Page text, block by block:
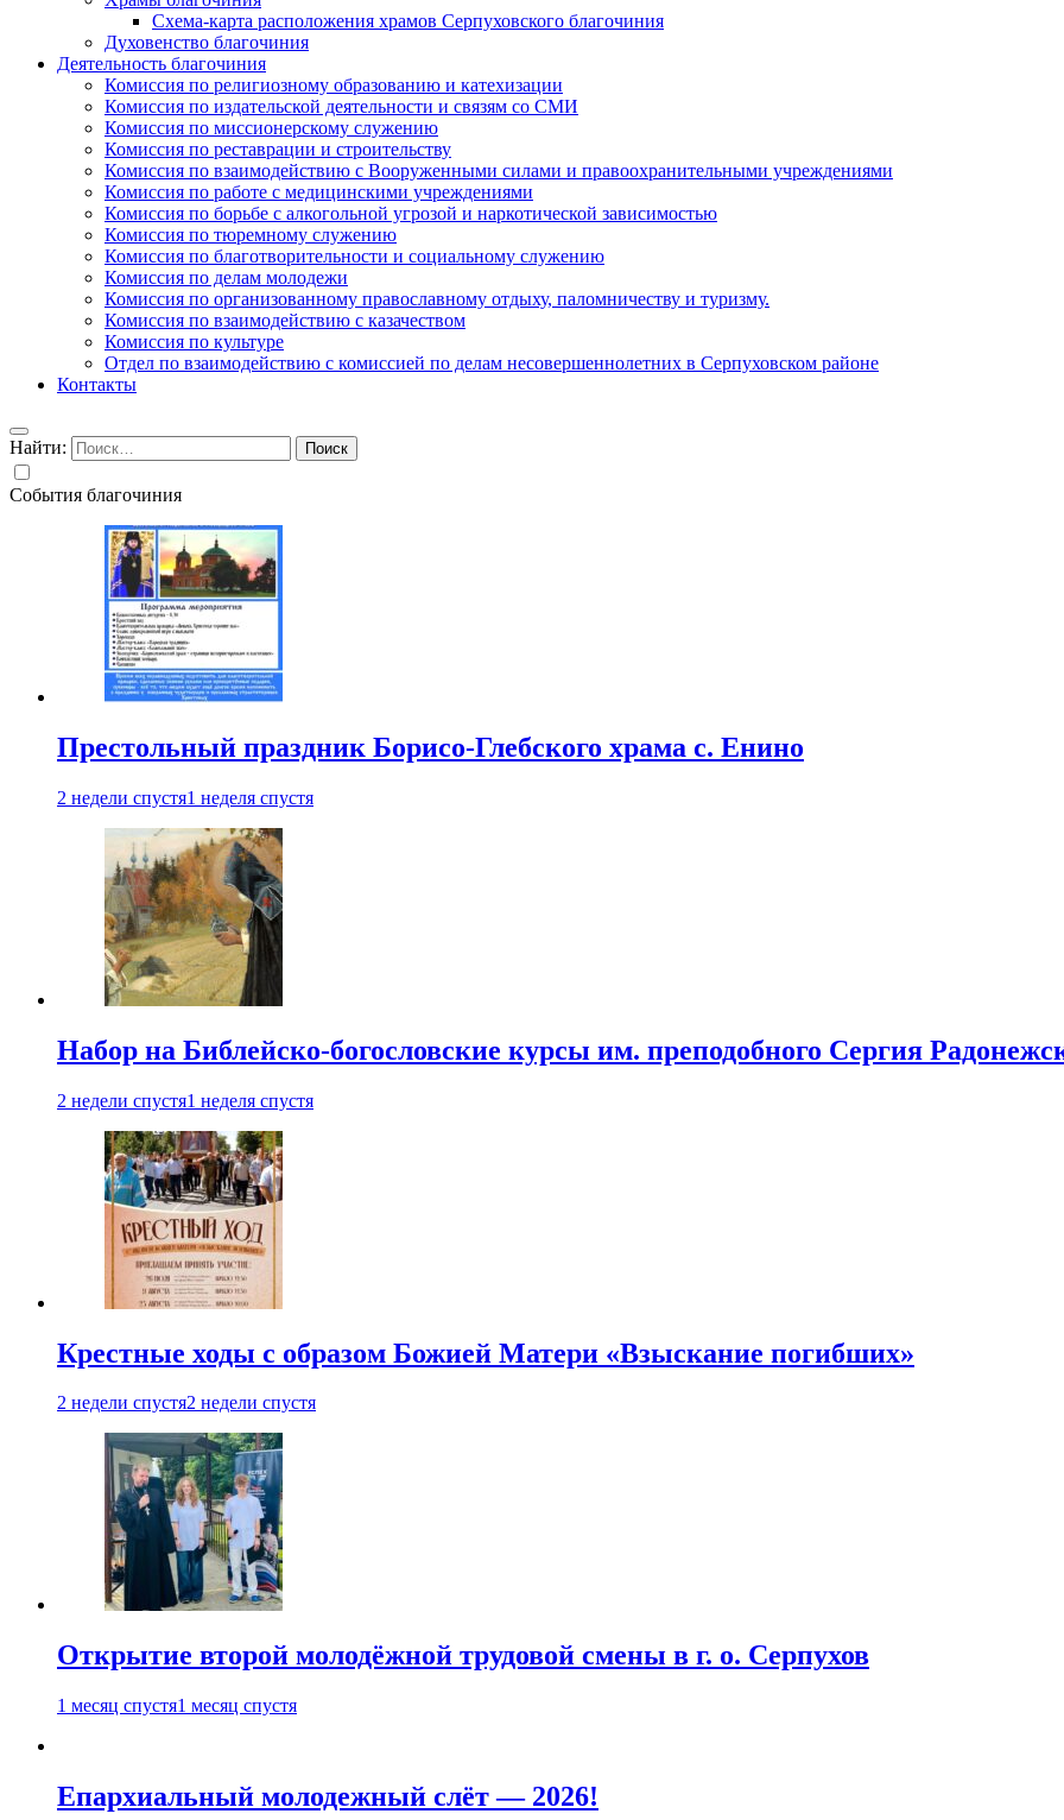
Схема-карта расположения храмов Серпуховского благочиния
Духовенство благочиния
Деятельность благочиния
Комиссия по религиозному образованию и катехизации
Комиссия по издательской деятельности и связям со СМИ
Комиссия по миссионерскому служению
Комиссия по реставрации и строительству
Комиссия по взаимодействию с Вооруженными силами и правоохранительными учреждениями
Комиссия по работе с медицинскими учреждениями
Комиссия по борьбе с алкогольной угрозой и наркотической зависимостью
Комиссия по тюремному служению
Комиссия по благотворительности и социальному служению
Комиссия по делам молодежи
Комиссия по организованному православному отдыху, паломничеству и туризму.
Комиссия по взаимодействию с казачеством
Комиссия по культуре
Отдел по взаимодействию с комиссией по делам несовершеннолетних в Серпуховском районе
Контакты
Найти:
События благочиния
Престольный праздник Борисо-Глебского храма с. Енино
2 недели спустя1 неделя спустя
Набор на Библейско-богословские курсы им. преподобного Сергия
2 недели спустя1 неделя спустя
Крестные ходы с образом Божией Матери «Взыскание погибших»
2 недели спустя2 недели спустя
Открытие второй молодёжной трудовой смены в г. о. Серпухов
1 месяц спустя1 месяц спустя
Епархиальный молодежный слёт — 2026!